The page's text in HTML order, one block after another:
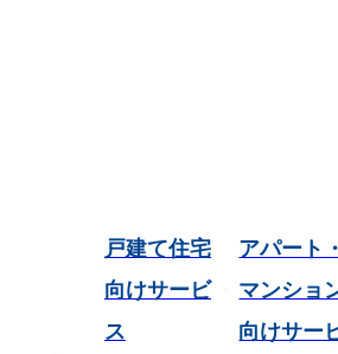
戸建て住宅
向けサービ
ス
アパート・
マンショ
向けサー